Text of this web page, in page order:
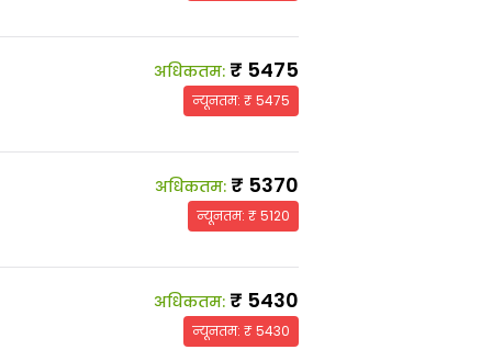
अधिकतम: ₹ 5475
न्यूनतम: ₹5475
अधिकतम: ₹ 5370
न्यूनतम: ₹5120
अधिकतम: ₹ 5430
न्यूनतम: ₹5430